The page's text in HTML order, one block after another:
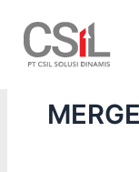
content